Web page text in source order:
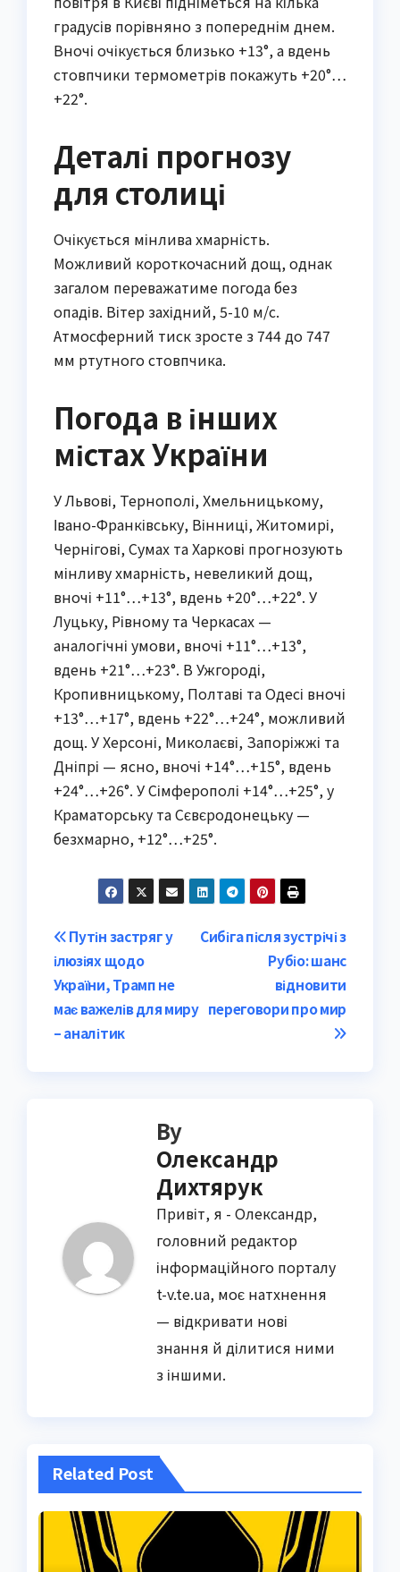
градусів порівняно з попереднім днем.
Вночі очікується близько +13°, а вдень
стовпчики термометрів покажуть +20°…
+22°.
Деталі прогнозу
для столиці
Очікується мінлива хмарність.
Можливий короткочасний дощ, однак
загалом переважатиме погода без
опадів. Вітер західний, 5-10 м/с.
Атмосферний тиск зросте з 744 до 747
мм ртутного стовпчика.
Погода в інших
містах України
У Львові, Тернополі, Хмельницькому,
Івано-Франківську, Вінниці, Житомирі,
Чернігові, Сумах та Харкові прогнозують
мінливу хмарність, невеликий дощ,
вночі +11°…+13°, вдень +20°…+22°. У
Луцьку, Рівному та Черкасах —
аналогічні умови, вночі +11°…+13°,
вдень +21°…+23°. В Ужгороді,
Кропивницькому, Полтаві та Одесі вночі
+13°…+17°, вдень +22°…+24°, можливий
дощ. У Херсоні, Миколаєві, Запоріжжі та
Дніпрі — ясно, вночі +14°…+15°, вдень
+24°…+26°. У Сімферополі +14°…+25°, у
Краматорську та Сєвєродонецьку —
безхмарно, +12°…+25°.
Post
navigation
Сибіга після зустрічі з
Рубіо: шанс
відновити
переговори про мир
Путін застряг у
ілюзіях щодо
України, Трамп не
має важелів для миру
– аналітик
By
Олександр
Дихтярук
Привіт, я - Олександр,
головний редактор
інформаційного порталу
t-v.te.ua, моє натхнення
— відкривати нові
знання й ділитися ними
з іншими.
Related Post